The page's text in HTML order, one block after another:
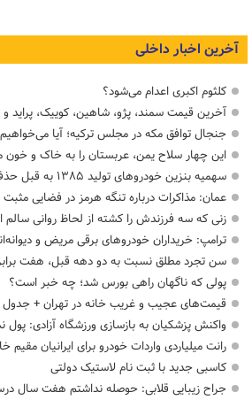
آخرین اخبار داخلی
کلثوم اکبری اعدام می‌شود؟
آخرین قیمت سمند، پژو، شاهین، کوییک، پراید و
جنجال توافق مکه در مجلس ترکیه؛ آیا
این چهار سلاح یمن، عربستان را به خاک و
سهمیه بنزین خودروهای تولید ۱۳۸۵ به قبل حذف خواهد شد؟
عمان: مذاکرات درباره تنگه هرمز در فضایی
زنی که سه فرزندش را کشته از لحاظ روانی
ترامپ: خریداران خودروهای برقی مریض و
سن تجرد مطلق نسبت به دو دهه قبل، هفت
پولی که ناگهان راهی بورس شد؛ چه خبر است؟
قیمت‌های عجیب و غریب خانه در تهران + جدول
واکنش پزشکیان به بازسازی ورزشگاه آزادی: پول
رانت میلیاردی واردات خودرو برای ایرانیان مقیم
کاسبی جدید با ثبت نام لاستیک دولتی
جراح زیبایی قلابی: حوصله نداشتم هفت سال